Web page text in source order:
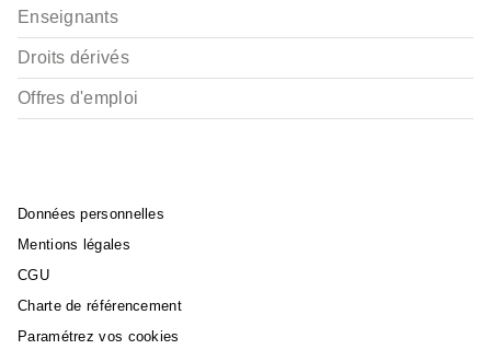
Enseignants
Droits dérivés
Offres d'emploi
Données personnelles
Mentions légales
CGU
Charte de référencement
Paramétrez vos cookies